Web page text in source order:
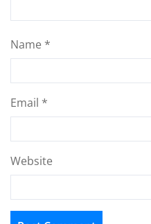
Name *
Email *
Website